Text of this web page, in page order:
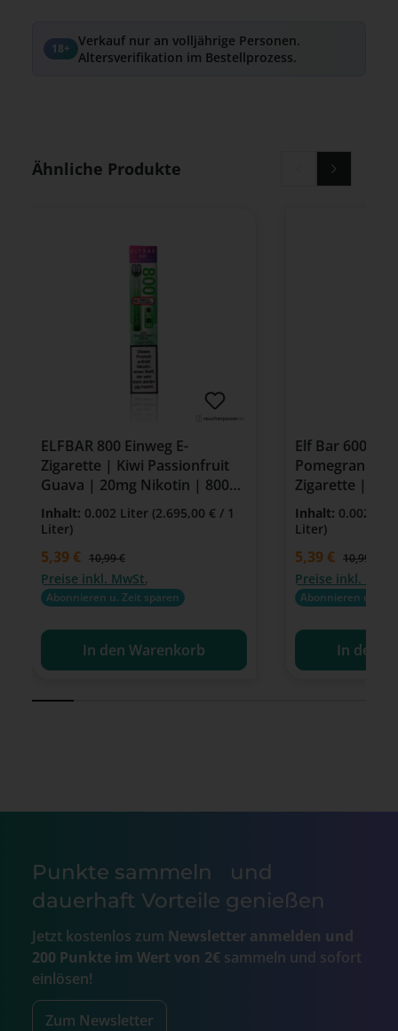
18+ Verkauf nur an volljährige Personen.
Altersverifikation im Bestellprozess.
Produktgalerie überspringen
Ähnliche Produkte
ELFBAR 800 Einweg E-
Zigarette | Kiwi Passionfruit
Guava | 20mg Nikotin | 800
Züge
Inhalt: 0.002 Liter (2.695,00 € / 1
Liter)
Verkaufspreis:
5,39 € Regulärer Preis:
10,99 €
Preise inkl. MwSt.
Abonnieren u. Zeit sparen
In den Warenkorb
Elf Bar 600
Pomegranate
Zigarette |
Inhalt: 0.002
Liter)
Verkaufspreis:
5,39 € Regulärer
10,99 €
Preise inkl.
Abonnieren u.
In den
Punkte sammeln und
dauerhaft Vorteile genießen
Jetzt kostenlos zum Newsletter anmelden und
200 Punkte im Wert von 2€ sammeln und sofort
einlösen!
Zum Newsletter